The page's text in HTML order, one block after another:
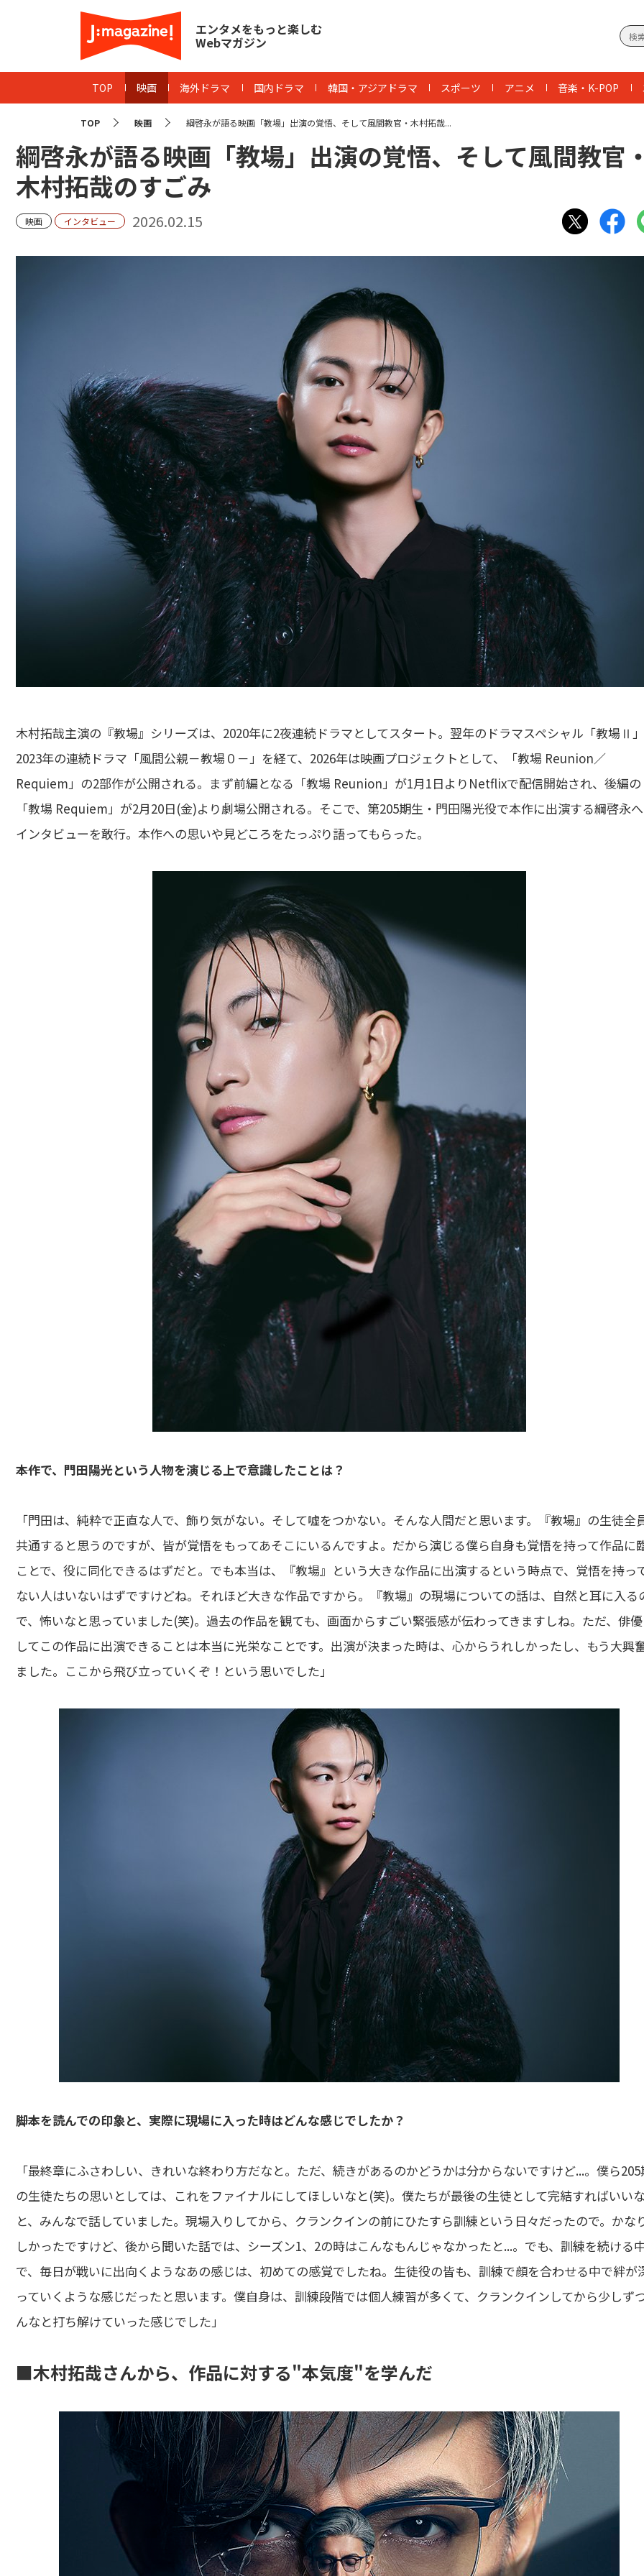
エンタメをもっと楽しむ
Webマガジン
TOP 映画 海外ドラマ 国内ドラマ 韓国・アジアドラマ スポーツ アニメ 音楽・K-POP
TOP 映画 綱啓永が語る映画「教場」出演の覚悟、そして風間教官・木村拓哉...
綱啓永が語る映画「教場」出演の覚悟、そして風間教官
木村拓哉のすごみ
映画 インタビュー 2026.02.15
木村拓哉主演の『教場』シリーズは、2020年に2夜連続ドラマとしてスタート。翌年のドラマスペシャル「教場Ⅱ
2023年の連続ドラマ「風間公親－教場０－」を経て、2026年は映画プロジェクトとして、「教場 Reunion／
Requiem」の2部作が公開される。まず前編となる「教場 Reunion」が1月1日よりNetflixで配信開始され、後編の
「教場 Requiem」が2月20日(金)より劇場公開される。そこで、第205期生・門田陽光役で本作に出演する綱啓永
インタビューを敢行。本作への思いや見どころをたっぷり語ってもらった。
――本作で、門田陽光という人物を演じる上で意識したことは？
「門田は、純粋で正直な人で、飾り気がない。そして嘘をつかない。そんな人間だと思います。『教場』の生徒全
共通すると思うのですが、皆が覚悟をもってあそこにいるんですよ。だから演じる僕ら自身も覚悟を持って作品に
ことで、役に同化できるはずだと。でも本当は、『教場』という大きな作品に出演するという時点で、覚悟を持っ
ない人はいないはずですけどね。それほど大きな作品ですから。『教場』の現場についての話は、自然と耳に入る
で、怖いなと思っていました(笑)。過去の作品を観ても、画面からすごい緊張感が伝わってきますしね。ただ、俳
してこの作品に出演できることは本当に光栄なことです。出演が決まった時は、心からうれしかったし、もう大興
ました。ここから飛び立っていくぞ！という思いでした」
――脚本を読んでの印象と、実際に現場に入った時はどんな感じでしたか？
「最終章にふさわしい、きれいな終わり方だなと。ただ、続きがあるのかどうかは分からないですけど...。僕ら205
の生徒たちの思いとしては、これをファイナルにしてほしいなと(笑)。僕たちが最後の生徒として完結すればいい
と、みんなで話していました。現場入りしてから、クランクインの前にひたすら訓練という日々だったので。かな
しかったですけど、後から聞いた話では、シーズン1、2の時はこんなもんじゃなかったと...。でも、訓練を続ける
で、毎日が戦いに出向くようなあの感じは、初めての感覚でしたね。生徒役の皆も、訓練で顔を合わせる中で絆が
っていくような感じだったと思います。僕自身は、訓練段階では個人練習が多くて、クランクインしてから少しず
んなと打ち解けていった感じでした」
■木村拓哉さんから、作品に対する"本気度"を学んだ